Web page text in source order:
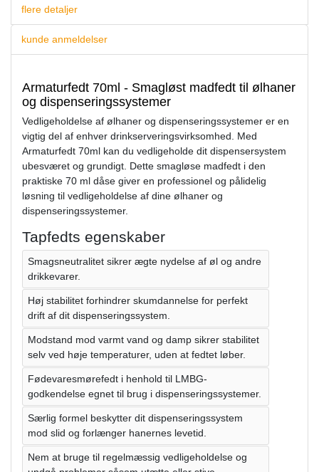
flere detaljer
kunde anmeldelser
Armaturfedt 70ml - Smagløst madfedt til ølhaner
og dispenseringssystemer
Vedligeholdelse af ølhaner og dispenseringssystemer er en
vigtig del af enhver drinkserveringsvirksomhed. Med
Armaturfedt 70ml kan du vedligeholde dit dispensersystem
ubesværet og grundigt. Dette smagløse madfedt i den
praktiske 70 ml dåse giver en professionel og pålidelig
løsning til vedligeholdelse af dine ølhaner og
dispenseringssystemer.
Tapfedts egenskaber
Smagsneutralitet sikrer ægte nydelse af øl og andre
drikkevarer.
Høj stabilitet forhindrer skumdannelse for perfekt
drift af dit dispenseringssystem.
Modstand mod varmt vand og damp sikrer stabilitet
selv ved høje temperaturer, uden at fedtet løber.
Fødevaresmørefedt i henhold til LMBG-
godkendelse egnet til brug i dispenseringssystemer.
Særlig formel beskytter dit dispenseringssystem
mod slid og forlænger hanernes levetid.
Nem at bruge til regelmæssig vedligeholdelse og